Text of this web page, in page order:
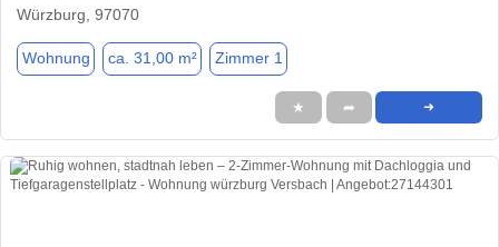
Würzburg, 97070
Wohnung ca. 31,00 m² Zimmer 1
★ ➦ ➜